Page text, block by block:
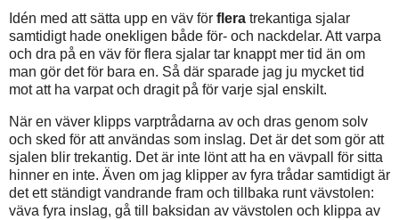
Idén med att sätta upp en väv för flera trekantiga sjalar
samtidigt hade onekligen både för- och nackdelar. Att varpa
och dra på en väv för flera sjalar tar knappt mer tid än om
man gör det för bara en. Så där sparade jag ju mycket tid
mot att ha varpat och dragit på för varje sjal enskilt.
När en väver klipps varptrådarna av och dras genom solv
och sked för att användas som inslag. Det är det som gör att
sjalen blir trekantig. Det är inte lönt att ha en vävpall för sitta
hinner en inte. Även om jag klipper av fyra trådar samtidigt är
det ett ständigt vandrande fram och tillbaka runt vävstolen:
väva fyra inslag, gå till baksidan av vävstolen och klippa av